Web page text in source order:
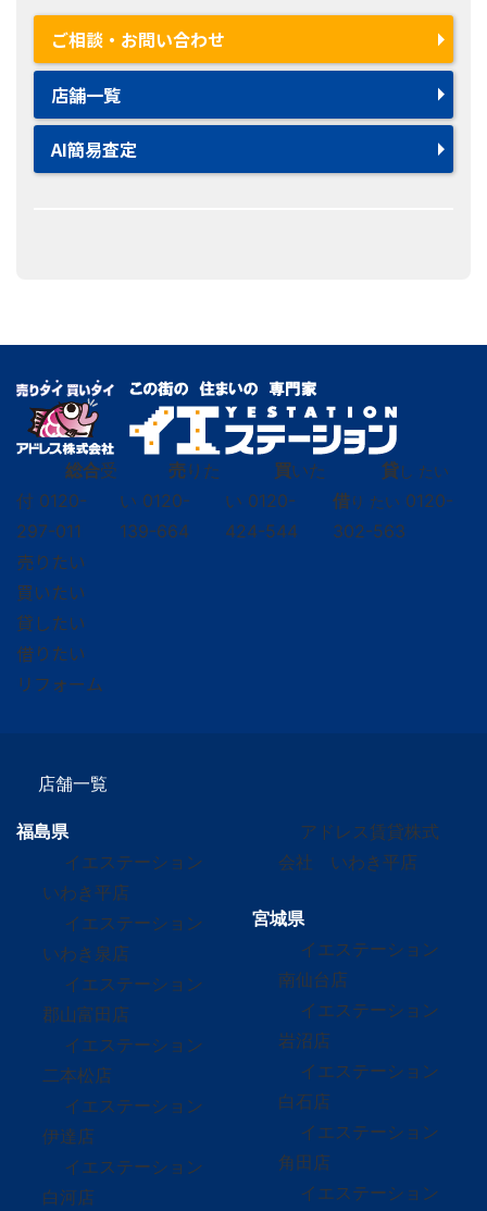
ご相談・お問い合わせ
店舗一覧
AI簡易査定
総合受
付 0120-
297-011
売りた
い 0120-
139-664
買いた
い 0120-
424-544
貸し たい
借り たい 0120-
302-563
売りたい
買いたい
貸したい
借りたい
リフォーム
店舗一覧
福島県
イエステーション
いわき平店
イエステーション
いわき泉店
イエステーション
郡山富田店
イエステーション
二本松店
イエステーション
伊達店
イエステーション
白河店
アドレス賃貸株式
会社 いわき平店
宮城県
イエステーション
南仙台店
イエステーション
岩沼店
イエステーション
白石店
イエステーション
角田店
イエステーション